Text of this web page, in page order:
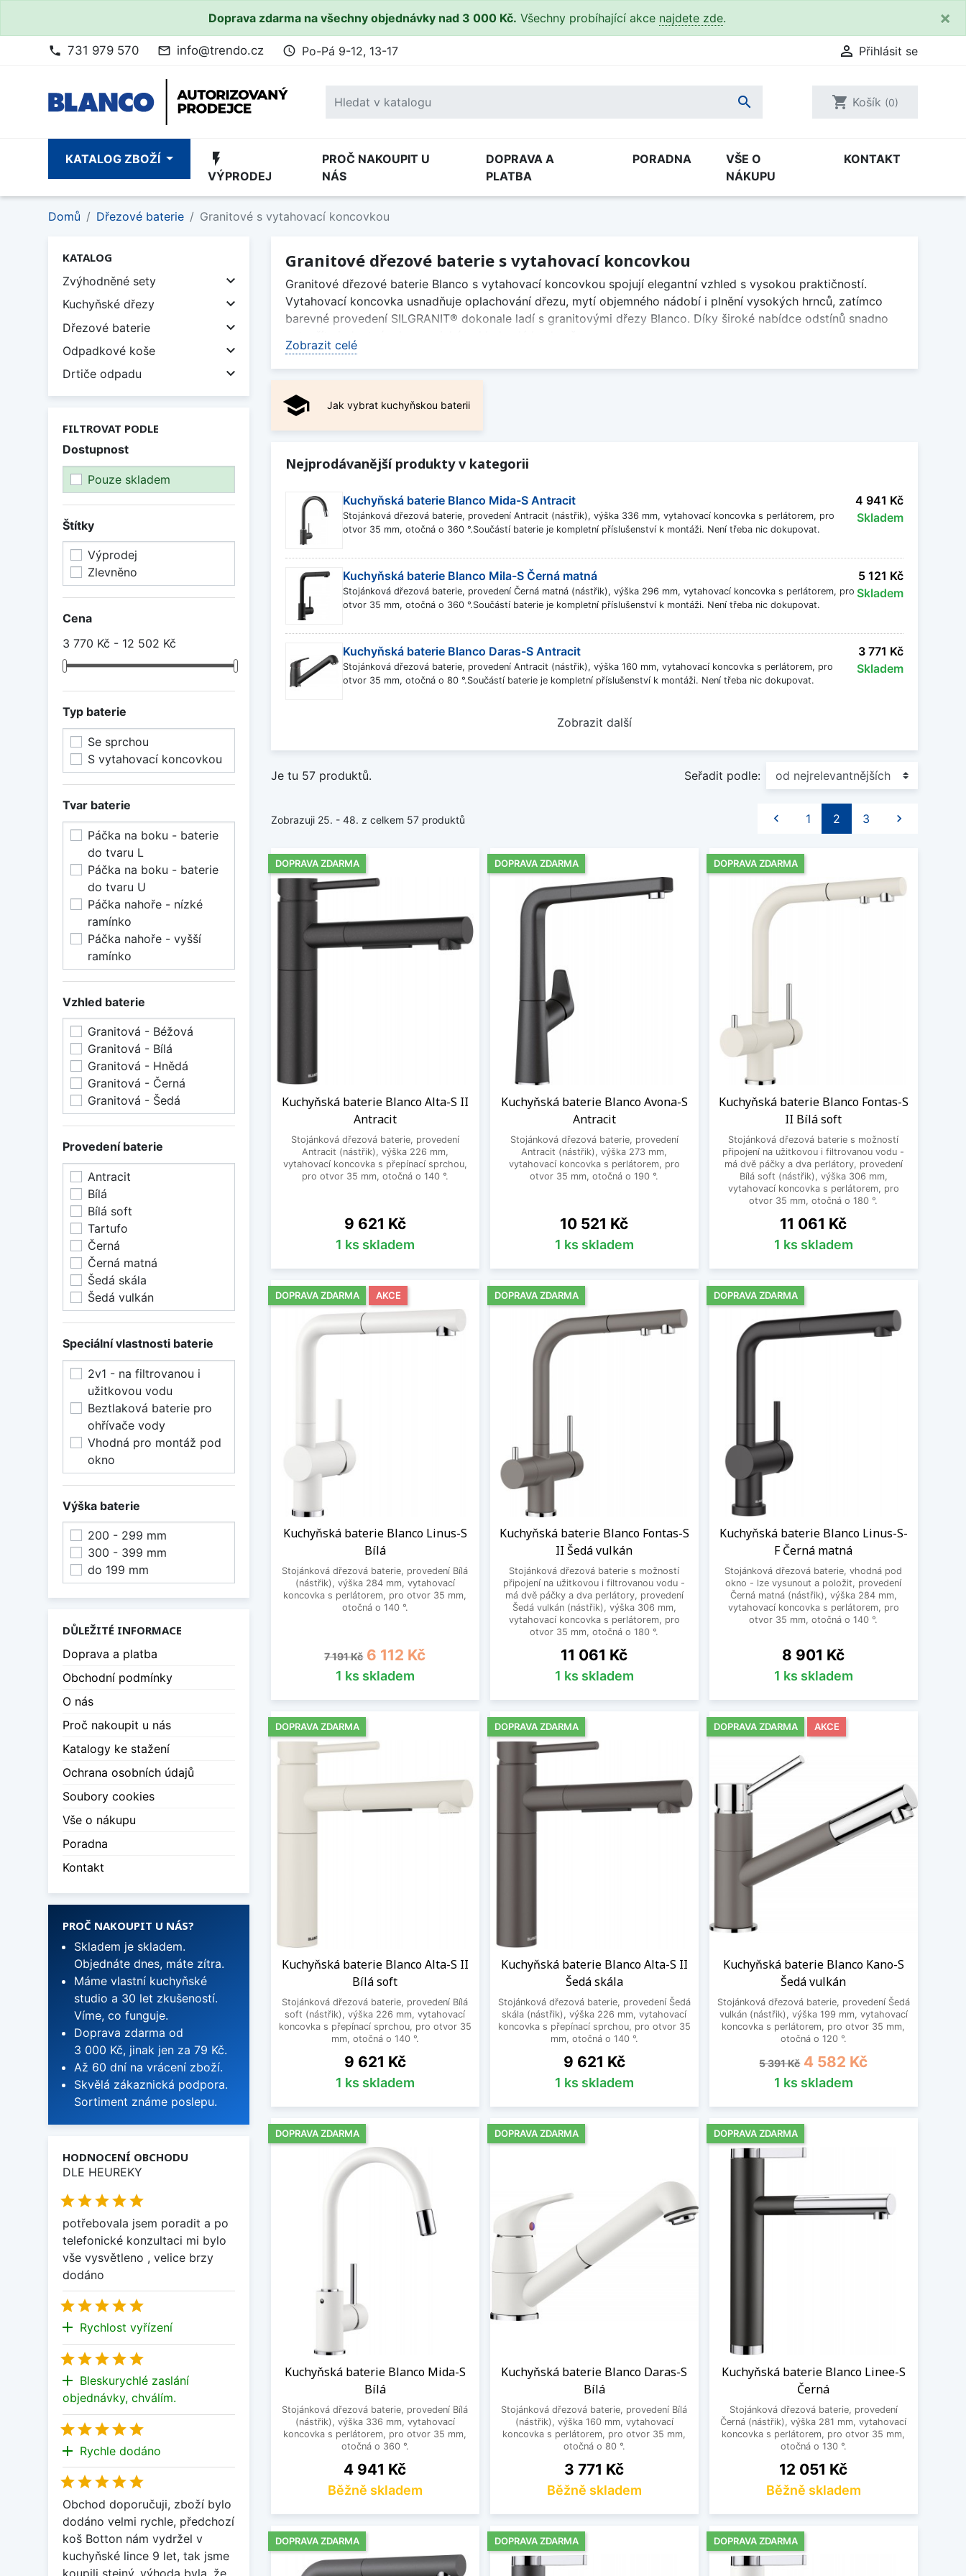
Doprava zdarma na všechny objednávky nad 3 000 Kč. Všechny probíhající akce najdete zde. ×
phone 731 979 570 mail_outline info@trendo.cz access_time Po-Pá 9-12, 13-17  Přihlásit se
 shopping_cart Košík (0)
KATALOG ZBOŽÍ flash_on
VÝPRODEJ
PROČ NAKOUPIT U
NÁS
DOPRAVA A
PLATBA
PORADNA
VŠE O
NÁKUPU
KONTAKT
Domů Dřezové baterie Granitové s vytahovací koncovkou
KATALOG
Zvýhodněné sety

Kuchyňské dřezy 
Dřezové baterie 
Odpadkové koše 
Drtiče odpadu 
FILTROVAT PODLE
Dostupnost
Pouze skladem
Štítky
Výprodej
Zlevněno
Cena
3 770 Kč - 12 502 Kč
Typ baterie
Se sprchou
S vytahovací koncovkou
Tvar baterie
Páčka na boku - baterie
do tvaru L
Páčka na boku - baterie
do tvaru U
Páčka nahoře - nízké
ramínko
Páčka nahoře - vyšší
ramínko
Vzhled baterie
Granitová - Béžová
Granitová - Bílá
Granitová - Hnědá
Granitová - Černá
Granitová - Šedá
Provedení baterie
Antracit
Bílá
Bílá soft
Tartufo
Černá
Černá matná
Šedá skála
Šedá vulkán
Speciální vlastnosti baterie
2v1 - na filtrovanou i
užitkovou vodu
Beztlaková baterie pro
ohřívače vody
Vhodná pro montáž pod
okno
Výška baterie
200 - 299 mm
300 - 399 mm
do 199 mm
DŮLEŽITÉ INFORMACE
Doprava a platba
Obchodní podmínky
O nás
Proč nakoupit u nás
Katalogy ke stažení
Ochrana osobních údajů
Soubory cookies
Vše o nákupu
Poradna
Kontakt
PROČ NAKOUPIT U NÁS?
Skladem je skladem.
Objednáte dnes, máte zítra.
Máme vlastní kuchyňské
studio a 30 let zkušeností.
Víme, co funguje.
Doprava zdarma od
3 000 Kč, jinak jen za 79 Kč.
Až 60 dní na vrácení zboží.
Skvělá zákaznická podpora.
Sortiment známe poslepu.
HODNOCENÍ OBCHODU
DLE HEUREKY

potřebovala jsem poradit a po
telefonické konzultaci mi bylo
vše vysvětleno , velice brzy
dodáno

add Rychlost vyřízení

add Bleskurychlé zaslání
objednávky, chválím.

add Rychle dodáno

Obchod doporučuji, zboží bylo
dodáno velmi rychle, předchozí
koš Botton nám vydržel v
kuchyňské lince 9 let, tak jsme
koupili stejný, výhoda byla, že
Granitové dřezové baterie s vytahovací koncovkou
Zobrazit celé
Granitové dřezové baterie Blanco s vytahovací koncovkou spojují elegantní vzhled s vysokou praktičností.
Vytahovací koncovka usnadňuje oplachování dřezu, mytí objemného nádobí i plnění vysokých hrnců, zatímco
barevné provedení SILGRANIT® dokonale ladí s granitovými dřezy Blanco. Díky široké nabídce odstínů snadno
Jak vybrat granitovou baterii s vytahovací koncovkou
Při výběru doporučujeme zohlednit velikost dřezu, výšku výtoku i barevné sladění s granitovým dřezem. Pokud
řešení jsou k dispozici takégranitové baterie bez sprchy
Dokonalé sladění s dřezem Blanco
Granitové baterie Blanco jsou navrženy tak, aby barevně i designově odpovídaly granitovým dřezům Blanco.
Prohlédněte si také nabídkugranitových dřezů Blanconebozvýhodněných setů dřezů s baterií
school Jak vybrat kuchyňskou baterii
Nejprodávanější produkty v kategorii
Kuchyňská baterie Blanco Mida-S Antracit
Stojánková dřezová baterie, provedení Antracit (nástřik), výška 336 mm, vytahovací koncovka s perlátorem, pro
otvor 35 mm, otočná o 360 °.Součástí baterie je kompletní příslušenství k montáži. Není třeba nic dokupovat.
4 941 Kč
Skladem
Kuchyňská baterie Blanco Mila-S Černá matná
Stojánková dřezová baterie, provedení Černá matná (nástřik), výška 296 mm, vytahovací koncovka s perlátorem, pro
otvor 35 mm, otočná o 360 °.Součástí baterie je kompletní příslušenství k montáži. Není třeba nic dokupovat.
5 121 Kč
Skladem
Kuchyňská baterie Blanco Daras-S Antracit
Stojánková dřezová baterie, provedení Antracit (nástřik), výška 160 mm, vytahovací koncovka s perlátorem, pro
otvor 35 mm, otočná o 80 °.Součástí baterie je kompletní příslušenství k montáži. Není třeba nic dokupovat.
3 771 Kč
Skladem
Zobrazit další
Je tu 57 produktů. Seřadit podle:
Zobrazuji 25. - 48. z celkem 57 produktů Předchozí
 1 2 3 Další

Kuchyňská baterie Blanco Alta-S II
Antracit
Stojánková dřezová baterie, provedení
Antracit (nástřik), výška 226 mm,
vytahovací koncovka s přepínací sprchou,
pro otvor 35 mm, otočná o 140 °.
Cena
9 621 Kč
1 ks skladem
DOPRAVA ZDARMA
Kuchyňská baterie Blanco Avona-S
Antracit
Stojánková dřezová baterie, provedení
Antracit (nástřik), výška 273 mm,
vytahovací koncovka s perlátorem, pro
otvor 35 mm, otočná o 190 °.
Cena
10 521 Kč
1 ks skladem
DOPRAVA ZDARMA
Kuchyňská baterie Blanco Fontas-S
II Bílá soft
Stojánková dřezová baterie s možností
připojení na užitkovou i filtrovanou vodu -
má dvě páčky a dva perlátory, provedení
Bílá soft (nástřik), výška 306 mm,
vytahovací koncovka s perlátorem, pro
otvor 35 mm, otočná o 180 °.
Cena
11 061 Kč
1 ks skladem
DOPRAVA ZDARMA
Kuchyňská baterie Blanco Linus-S
Bílá
Stojánková dřezová baterie, provedení Bílá
(nástřik), výška 284 mm, vytahovací
koncovka s perlátorem, pro otvor 35 mm,
otočná o 140 °.
Běžná cena
7 191 Kč Cena
6 112 Kč
1 ks skladem
DOPRAVA ZDARMA AKCE
Kuchyňská baterie Blanco Fontas-S
II Šedá vulkán
Stojánková dřezová baterie s možností
připojení na užitkovou i filtrovanou vodu -
má dvě páčky a dva perlátory, provedení
Šedá vulkán (nástřik), výška 306 mm,
vytahovací koncovka s perlátorem, pro
otvor 35 mm, otočná o 180 °.
Cena
11 061 Kč
1 ks skladem
DOPRAVA ZDARMA
Kuchyňská baterie Blanco Linus-S-
F Černá matná
Stojánková dřezová baterie, vhodná pod
okno - lze vysunout a položit, provedení
Černá matná (nástřik), výška 284 mm,
vytahovací koncovka s perlátorem, pro
otvor 35 mm, otočná o 140 °.
Cena
8 901 Kč
1 ks skladem
DOPRAVA ZDARMA
Kuchyňská baterie Blanco Alta-S II
Bílá soft
Stojánková dřezová baterie, provedení Bílá
soft (nástřik), výška 226 mm, vytahovací
koncovka s přepínací sprchou, pro otvor 35
mm, otočná o 140 °.
Cena
9 621 Kč
1 ks skladem
DOPRAVA ZDARMA
Kuchyňská baterie Blanco Alta-S II
Šedá skála
Stojánková dřezová baterie, provedení Šedá
skála (nástřik), výška 226 mm, vytahovací
koncovka s přepínací sprchou, pro otvor 35
mm, otočná o 140 °.
Cena
9 621 Kč
1 ks skladem
DOPRAVA ZDARMA
Kuchyňská baterie Blanco Kano-S
Šedá vulkán
Stojánková dřezová baterie, provedení Šedá
vulkán (nástřik), výška 199 mm, vytahovací
koncovka s perlátorem, pro otvor 35 mm,
otočná o 120 °.
Běžná cena
5 391 Kč Cena
4 582 Kč
1 ks skladem
DOPRAVA ZDARMA AKCE
Kuchyňská baterie Blanco Mida-S
Bílá
Stojánková dřezová baterie, provedení Bílá
(nástřik), výška 336 mm, vytahovací
koncovka s perlátorem, pro otvor 35 mm,
otočná o 360 °.
Cena
4 941 Kč
Běžně skladem
DOPRAVA ZDARMA
Kuchyňská baterie Blanco Daras-S
Bílá
Stojánková dřezová baterie, provedení Bílá
(nástřik), výška 160 mm, vytahovací
koncovka s perlátorem, pro otvor 35 mm,
otočná o 80 °.
Cena
3 771 Kč
Běžně skladem
DOPRAVA ZDARMA
Kuchyňská baterie Blanco Linee-S
Černá
Stojánková dřezová baterie, provedení
Černá (nástřik), výška 281 mm, vytahovací
koncovka s perlátorem, pro otvor 35 mm,
otočná o 130 °.
Cena
12 051 Kč
Běžně skladem
DOPRAVA ZDARMA
DOPRAVA ZDARMA DOPRAVA ZDARMA DOPRAVA ZDARMA